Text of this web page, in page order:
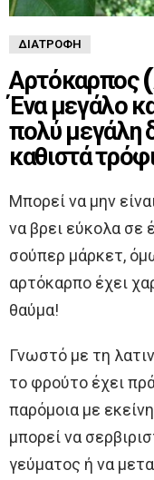
ΔΙΑΤΡΟΦΉ
Ένα μεγάλο
πολύ μεγάλη
καθιστά
Μπορεί να μην
να βρει εύκολα σε
σούπερ μάρκετ,
αρτόκαρπο έχει
θαύμα!
Γνωστό με τη
το φρούτο έχει
παρόμοια με
μπορεί να
γεύματος ή να